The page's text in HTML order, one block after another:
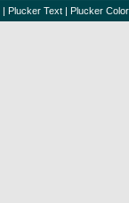
| Plucker Text | Plucker Color